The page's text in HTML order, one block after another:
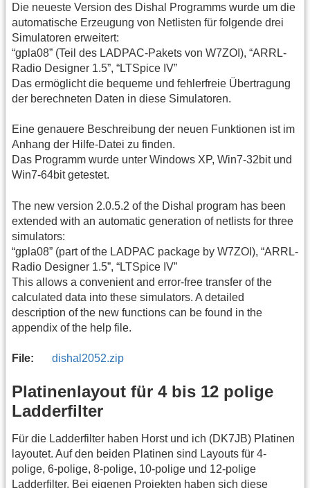
Die neueste Version des Dishal Programms wurde um die
automatische Erzeugung von Netlisten für folgende drei
Simulatoren erweitert:
“gpla08” (Teil des LADPAC-Pakets von W7ZOI), “ARRL-
Radio Designer 1.5”, “LTSpice IV”
Das ermöglicht die bequeme und fehlerfreie Übertragung
der berechneten Daten in diese Simulatoren.
Eine genauere Beschreibung der neuen Funktionen ist im
Anhang der Hilfe-Datei zu finden.
Das Programm wurde unter Windows XP, Win7-32bit und
Win7-64bit getestet.
The new version 2.0.5.2 of the Dishal program has been
extended with an automatic generation of netlists for three
simulators:
“gpla08” (part of the LADPAC package by W7ZOI), “ARRL-
Radio Designer 1.5”, “LTSpice IV”
This allows a convenient and error-free transfer of the
calculated data into these simulators. A detailed
description of the new functions can be found in the
appendix of the help file.
File: dishal2052.zip
Platinenlayout für 4 bis 12 polige
Ladderfilter
Für die Ladderfilter haben Horst und ich (DK7JB) Platinen
layoutet. Auf den beiden Platinen sind Layouts für 4-
polige, 6-polige, 8-polige, 10-polige und 12-polige
Ladderfilter. Bei eigenen Projekten haben sich diese